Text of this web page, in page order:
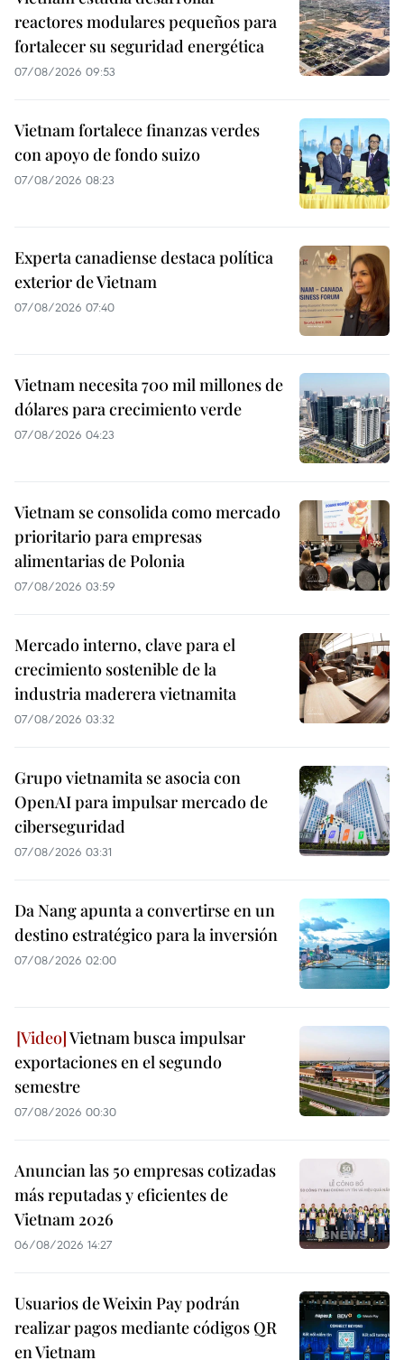
reactores modulares pequeños para
fortalecer su seguridad energética
07/08/2026 09:53
Vietnam fortalece finanzas verdes
con apoyo de fondo suizo
07/08/2026 08:23
Experta canadiense destaca política
exterior de Vietnam
07/08/2026 07:40
Vietnam necesita 700 mil millones de
dólares para crecimiento verde
07/08/2026 04:23
Vietnam se consolida como mercado
prioritario para empresas
alimentarias de Polonia
07/08/2026 03:59
Mercado interno, clave para el
crecimiento sostenible de la
industria maderera vietnamita
07/08/2026 03:32
Grupo vietnamita se asocia con
OpenAI para impulsar mercado de
ciberseguridad
07/08/2026 03:31
Da Nang apunta a convertirse en un
destino estratégico para la inversión
07/08/2026 02:00
Vietnam busca impulsar
exportaciones en el segundo
semestre
07/08/2026 00:30
Anuncian las 50 empresas cotizadas
más reputadas y eficientes de
Vietnam 2026
06/08/2026 14:27
Usuarios de Weixin Pay podrán
realizar pagos mediante códigos QR
en Vietnam